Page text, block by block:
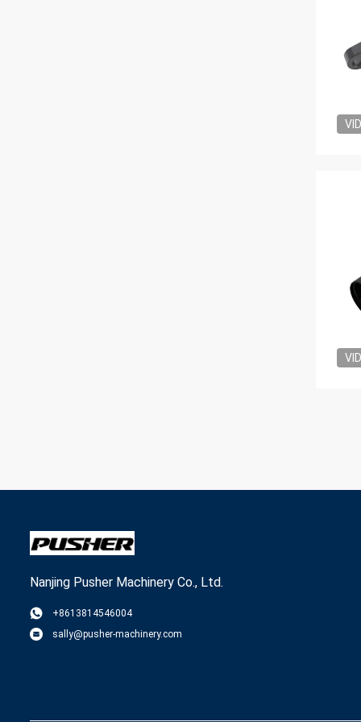
Nanjing Pusher Machinery Co., Ltd.
+8613814546004
sally@pusher-machinery.com